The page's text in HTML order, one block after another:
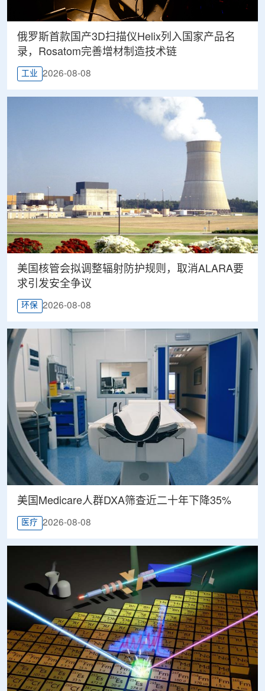
俄罗斯首款国产3D扫描仪Helix列入国家产品名
录，Rosatom完善增材制造技术链
工业 2026-08-08
美国核管会拟调整辐射防护规则，取消ALARA要
求引发安全争议
环保 2026-08-08
美国Medicare人群DXA筛查近二十年下降35%
医疗 2026-08-08